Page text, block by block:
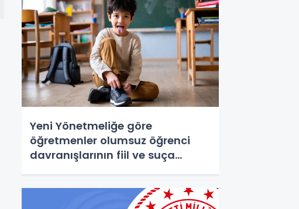
Yeni Yönetmeliğe göre
öğretmenler olumsuz öğrenci
davranışlarının fiil ve suça